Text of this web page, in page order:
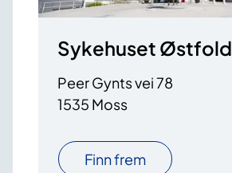
Sykehuset
Peer Gynts vei 78
1535 Moss
Finn frem